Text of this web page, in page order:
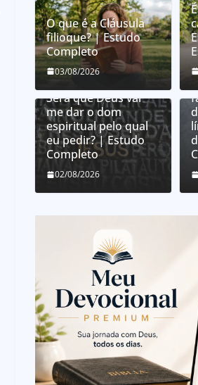
O que é a Cláusula
filioque? | Estudo
Completo
03/08/2026
Como Deus distribui
Será que Deus vai
me dar o dom
espiritual pelo qual
eu pedir? | Estudo
Completo
02/08/2026